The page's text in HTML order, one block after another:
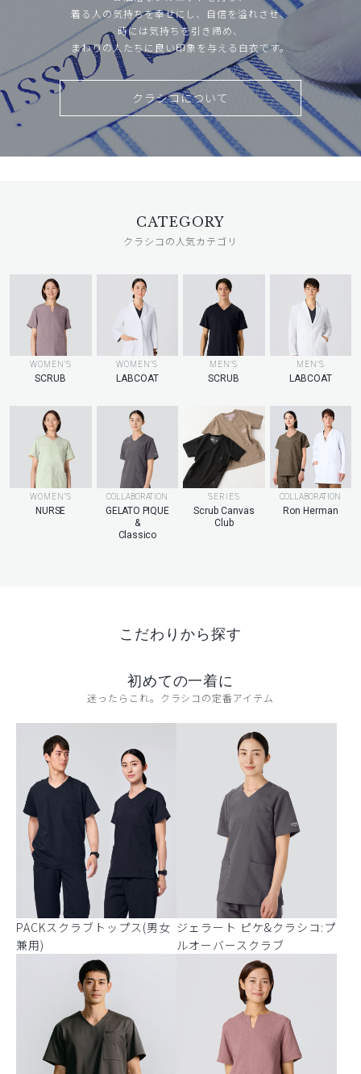
着る人の気持ちを幸せにし、自信を溢れさせ、
時には気持ちを引き締め、
まわりの人たちに良い印象を与える白衣です。
クラシコについて
CATEGORY
クラシコの人気カテゴリ
WOMEN’S
SCRUB
WOMEN’S
LABCOAT
MEN’S
SCRUB
MEN’S
LABCOAT
WOMEN’S
NURSE
COLLABORATION
GELATO PIQUE
&
Classico
SERIES
Scrub Canvas
Club
COLLABORATION
Ron Herman
こだわりから探す
初めての一着に
迷ったらこれ。クラシコの定番アイテム
PACKスクラブトップス(男女
兼用)
ジェラート ピケ&クラシコ:プ
ルオーバースクラブ